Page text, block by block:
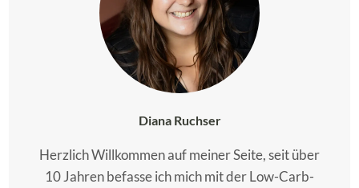
Diana Ruchser
Herzlich Willkommen auf meiner Seite, seit über
10 Jahren befasse ich mich mit der Low-Carb-